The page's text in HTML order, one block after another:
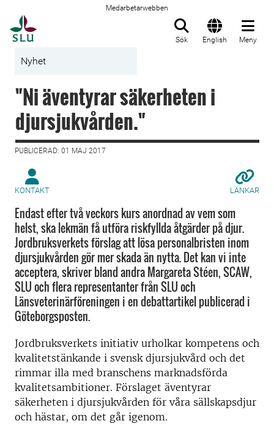
Medarbetarwebben
Sök English Meny
Nyhet
"Ni äventyrar säkerheten i
djursjukvården."
PUBLICERAD: 01 MAJ 2017
KONTAKT LÄNKAR
Endast efter två veckors kurs anordnad av vem som
helst, ska lekmän få utföra riskfyllda åtgärder på djur.
Jordbruksverkets förslag att lösa personalbristen inom
djursjukvården gör mer skada än nytta. Det kan vi inte
acceptera, skriver bland andra Margareta Stéen, SCAW,
SLU och flera representanter från SLU och
Länsveterinärföreningen i en debattartikel publicerad i
Göteborgsposten.
Jordbruksverkets initiativ urholkar kompetens och
kvalitetstänkande i svensk djursjukvård och det
rimmar illa med branschens marknadsförda
kvalitetsambitioner. Förslaget äventyrar
säkerheten i djursjukvården för våra sällskapsdjur
och hästar, om det går igenom.